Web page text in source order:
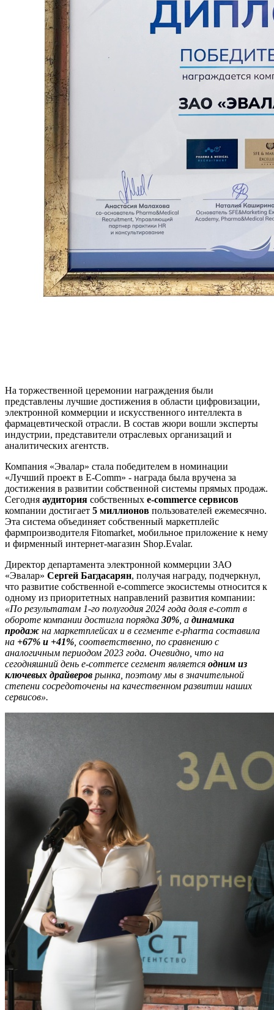
На торжественной церемонии награждения были
представлены лучшие достижения в области цифровизации,
электронной коммерции и искусственного интеллекта в
фармацевтической отрасли. В состав жюри вошли эксперты
индустрии, представители отраслевых организаций и
аналитических агентств.
Компания «Эвалар» стала победителем в номинации
«Лучший проект в E-Comm» - награда была вручена за
достижения в развитии собственной системы прямых продаж.
Сегодня аудитория собственных e-commerce сервисов
компании достигает 5 миллионов пользователей ежемесячно.
Эта система объединяет собственный маркетплейс
фармпроизводителя Fitomarket, мобильное приложение к нему
и фирменный интернет-магазин Shop.Evalar.
Директор департамента электронной коммерции ЗАО
«Эвалар» Сергей Багдасарян, получая награду, подчеркнул,
что развитие собственной e-commerce экосистемы относится к
одному из приоритетных направлений развития компании:
«По результатам 1-го полугодия 2024 года доля e-comm в
обороте компании достигла порядка 30% , а динамика
продаж на маркетплейсах и в сегменте e-pharma составила
на +67% и +41% , соответственно, по сравнению с
аналогичным периодом 2023 года. Очевидно, что на
сегодняшний день e-commerce сегмент является одним из
ключевых драйверов рынка, поэтому мы в значительной
степени сосредоточены на качественном развитии наших
сервисов».